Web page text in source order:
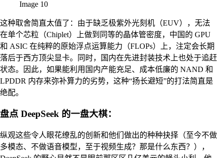
Image 10
这种取舍简直太值了：由于缺乏极紫外光刻机（EUV），无法
在单个芯粒（Chiplet）上做到同等的晶体管密度，中国的 GPU
和 ASIC 在纯粹的原始浮点运算能力（FLOPs）上，注定会长期
落后于西方顶尖显卡。同时，国内在先进封装技术上也处于追赶
状态。因此，如果能利用国内产能充足、成本低廉的 NAND 和
LPDDR 内存来弥补算力的劣势，这种“扬长避短”的打法简直是
绝配。
盘点 DeepSeek 的一盘大棋：
纵观这些令人眼花缭乱的创新和他们做出的种种抉择（至今不做
多模态、不做语音模型，至于视频生成？那是什么东西？），